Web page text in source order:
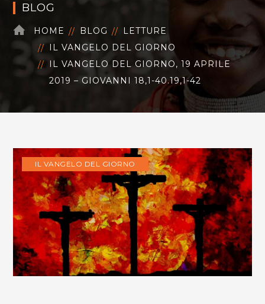
BLOG
HOME BLOG
LETTURE
IL VANGELO DEL GIORNO
IL VANGELO DEL GIORNO, 19 APRILE
2019 – GIOVANNI 18,1-40.19,1-42
IL VANGELO DEL GIORNO